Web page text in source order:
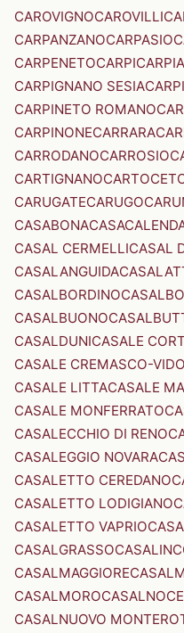
CAROVIGNOCAROVILLI
CARPANZANOCARPASIO
CARPENETOCARPI
CARPIGNANO SESIA
CARPINETO ROMANO
CARPINONECARRARA
CARRODANOCARROSIO
CARTIGNANO
CARUGATECARUGO
CASABONA
CASAL CERMELLICASAL
CASALANGUIDA
CASALBORDINO
CASALBUONO
CASALDUNICASALE
CASALE CREMASCO-
CASALE LITTACASALE
CASALE MONFERRATO
CASALECCHIO DI RENO
CASALEGGIO NOVARA
CASALETTO CEREDANO
CASALETTO LODIGIANO
CASALETTO VAPRIO
CASALGRASSO
CASALMAGGIORE
CASALMORO
CASALNUOVO